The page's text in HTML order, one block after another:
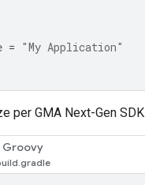
= "My Application"
per GMA Next-Gen SDK
Groovy